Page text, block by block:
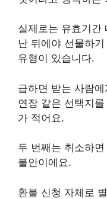
실제로는 유효기간
난 뒤에야 선물하
유형이 있습니다.
급하면 받는 사람
연장 같은 선택지
가 적어요.
두 번째는 취소하
불안이에요.
환불 신청 자체로